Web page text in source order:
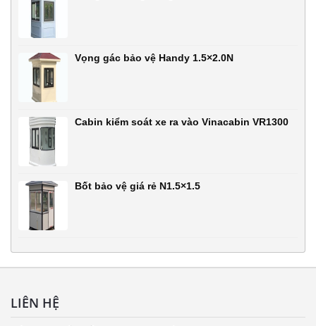
Vọng gác bảo vệ Handy 1.5×2.0N
Cabin kiểm soát xe ra vào Vinacabin VR1300
Bốt bảo vệ giá rẻ N1.5×1.5
LIÊN HỆ